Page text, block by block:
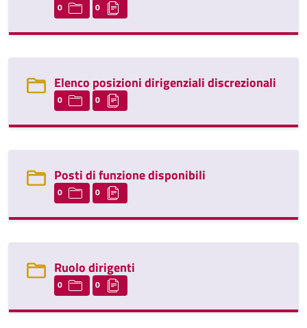
0 0
Elenco posizioni dirigenziali discrezionali
0 0
Posti di funzione disponibili
0 0
Ruolo dirigenti
0 0